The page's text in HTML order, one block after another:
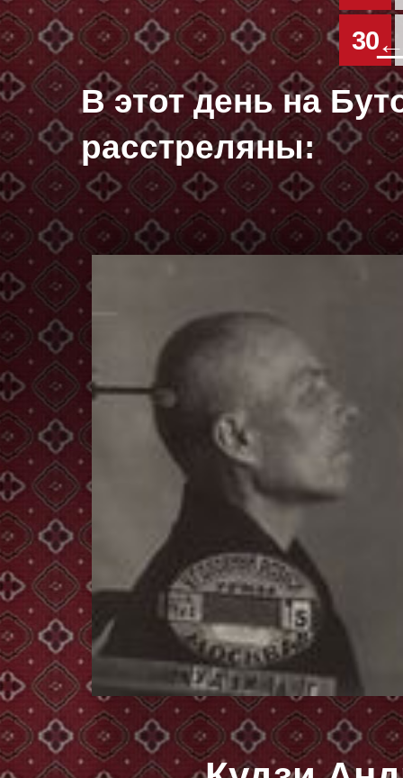
30←
В этот день на
расстреляны: